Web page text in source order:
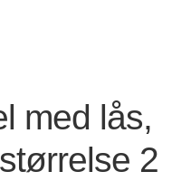
med lås,
2